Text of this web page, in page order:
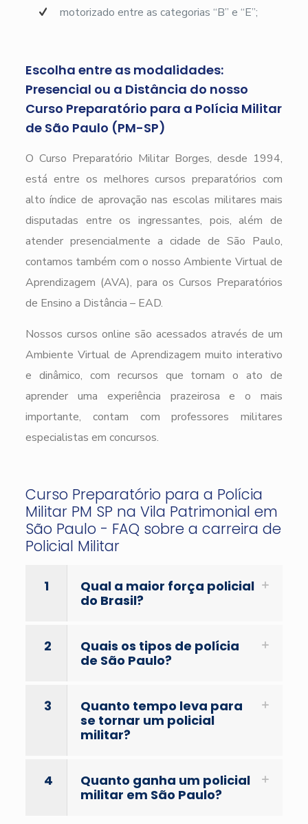
motorizado entre as categorias “B” e “E”;
Escolha entre as modalidades:
Presencial ou a Distância do nosso
Curso Preparatório para a Polícia Militar
de São Paulo (PM-SP)
O Curso Preparatório Militar Borges, desde 1994,
está entre os melhores cursos preparatórios com
alto índice de aprovação nas escolas militares mais
disputadas entre os ingressantes, pois, além de
atender presencialmente a cidade de São Paulo,
contamos também com o nosso Ambiente Virtual de
Aprendizagem (AVA), para os Cursos Preparatórios
de Ensino a Distância – EAD.
Nossos cursos online são acessados através de um
Ambiente Virtual de Aprendizagem muito interativo
e dinâmico, com recursos que tornam o ato de
aprender uma experiência prazeirosa e o mais
importante, contam com professores militares
especialistas em concursos.
Curso Preparatório para a Polícia
Militar PM SP na Vila Patrimonial em
São Paulo - FAQ sobre a carreira de
Policial Militar
1
Qual a maior força policial
do Brasil?
2
Quais os tipos de polícia
de São Paulo?
3
Quanto tempo leva para
se tornar um policial
militar?
4
Quanto ganha um policial
militar em São Paulo?